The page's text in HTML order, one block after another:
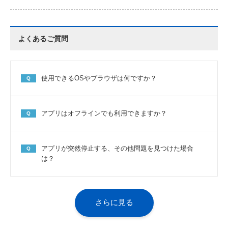
よくあるご質問
Q 使用できるOSやブラウザは何ですか？
Q アプリはオフラインでも利用できますか？
Q
アプリが突然停止する、その他問題を見つけた場合
は？
さらに見る